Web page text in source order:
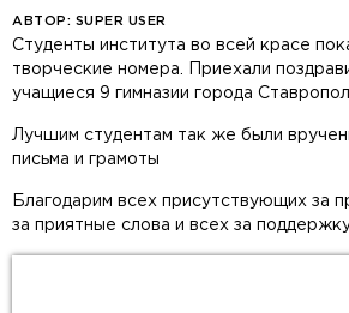
АВТОР: SUPER USER
Студенты института во всей красе
творческие номера. Приехали
учащиеся 9 гимназии города
Лучшим студентам так же были
письма и грамоты
Благодарим всех присутствующих за
за приятные слова и всех за